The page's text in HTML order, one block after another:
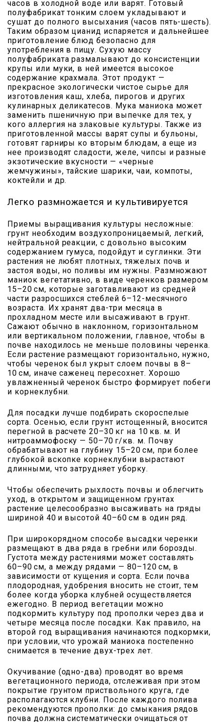
часов в холодной воде или варят. Готовый
полуфабрикат тонким слоем укладывают и
сушат до полного высыхания (часов пять-шесть).
Таким образом цианид испаряется и дальнейшее
приготовление блюд безопасно для
употребления в пищу. Сухую массу
полуфабриката размалывают до консистенции
крупы или муки, в ней имеется высокое
содержание крахмала. Этот продукт —
прекрасное экологически чистое сырье для
изготовления каш, хлеба, пирогов и других
кулинарных деликатесов. Мука маниока может
заменить пшеничную при выпечке для тех, у
кого аллергия на злаковые культуры. Также из
приготовленной массы варят супы и бульоны,
готовят гарниры ко вторым блюдам, а еще из
нее производят сладости, желе, чипсы и разные
экзотические вкусности — «черные
жемчужины», тайские шарики, чаи, компоты,
коктейли и др.
Легко размножается и культивируется
Приемы выращивания культуры несложные:
грунт необходим воздухопроницаемый, легкий,
нейтральной реакции, с довольно высоким
содержанием гумуса, подойдут и суглинки. Эти
растения не любят плотных, тяжелых почв и
застоя воды, но поливы им нужны. Размножают
маниок вегетативно, в виде черенков размером
15–20 см, которые заготавливают из средней
части разросшихся стеблей 6–12-месячного
возраста. Их хранят два-три месяца в
прохладном месте или высаживают в грунт.
Сажают обычно в наклонном, горизонтальном
или вертикальном положении, главное, чтобы в
почве находилось не меньше половины черенка.
Если растение размещают горизонтально, нужно,
чтобы черенок был укрыт слоем почвы в 8–
10 см, иначе саженец пересохнет. Хорошо
увлажненный черенок быстро формирует побеги
и корнеклубни.
Для посадки лучше подбирать скороспелые
сорта. Осенью, если грунт истощенный, вносится
перегной в расчете 20–30 кг на 10 кв. м. И
нитроаммофоску — 50–70 г/кв. м. Почву
обрабатывают на глубину 15–20 см, при более
глубокой вскопке корнеклубни вырастают
длинными, что затрудняет уборку.
Чтобы обеспечить рыхлость почвы и облегчить
уход, в открытом и защищенном грунтах
растение целесообразно высаживать на гряды
шириной 40 и высотой 40–60 см в один ряд.
При широкорядном способе высадки черенки
размещают в два ряда в гребни или борозды.
Густота между растениями может составлять
60–90 см, а между рядами — 80–120 см, в
зависимости от кущения и сорта. Если почва
плодородная, удобрения вносить не стоит, тем
более когда уборка клубней осуществляется
ежегодно. В период вегетации можно
подкормить культуру под прополки через два и
четыре месяца после посадки. Как правило, на
второй год выращивания начинаются подкормки,
при условии, что урожай маниока постепенно
снимается в течение двух-трех лет.
Окучивание (одно-два) проводят во время
вегетационного периода, отслеживая при этом
покрытие грунтом приствольного круга, где
располагаются клубни. После каждого полива
рекомендуются прополки: до смыкания рядов
почва должна систематически очищаться от